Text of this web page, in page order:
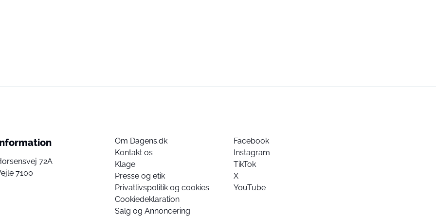
72A
7100
Om Dagens.dk
Kontakt os
Klage
Presse og etik
Privatlivspolitik og cookies
Cookiedeklaration
Salg og Annoncering
Facebook
Instagram
TikTok
X
YouTube